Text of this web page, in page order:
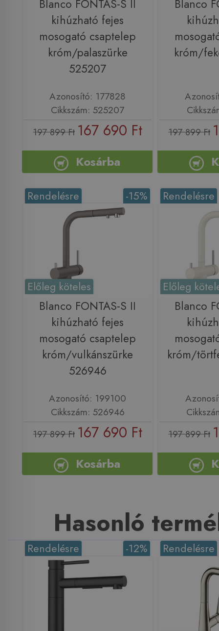
Blanco FONTAS-S II
kihúzható fejes
mosogató csaptelep
króm/palaszürke
525207
Azonosító: 177828
Cikkszám: 525207
197 899 Ft 167 690 Ft
Kosárba
Blanco
króm/
197 899 Ft
-15%
Rendelésre
Előleg köteles
Blanco FONTAS-S II
kihúzható fejes
mosogató csaptelep
króm/vulkánszürke
526946
Azonosító: 199100
Cikkszám: 526946
197 899 Ft 167 690 Ft
Kosárba
Rendelésre
Előleg
Blanco
króm/
197 899 Ft
Hasonló
-12%
Rendelésre Rendelésre